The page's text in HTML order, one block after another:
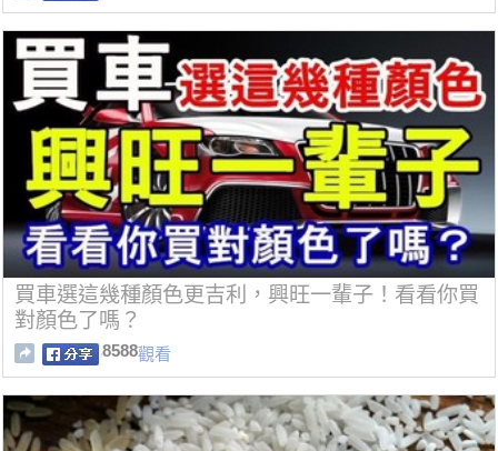
買車選這幾種顏色更吉利，興旺一輩子！看看你買
對顏色了嗎？
8588觀看